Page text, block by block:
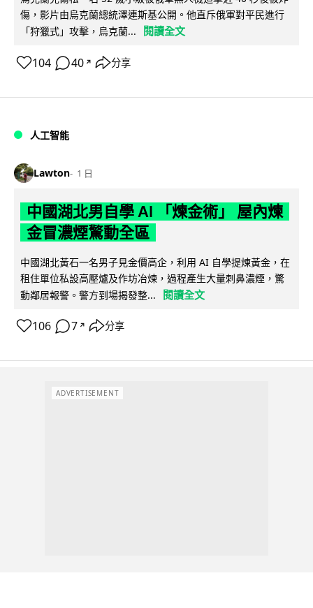
傷，影片由烏克蘭總統澤連斯基公開。他直斥俄軍對平民進行
「狩獵式」攻擊，烏克蘭...
閱讀全文
104 40 ↗ 分享
人工智能
Lawton 1 日
中國湖北男自學 AI 「煉金術」 屋內煉
金冒濃煙驚動全區
中國湖北黃石一名男子見金價高企，利用 AI 自學提煉黃金，在
租住單位私設高壓爐及作坊冶煉，過程產生大量刺鼻濃煙，驚
動鄰居報警。警方到場揭發整...
閱讀全文
106 7 ↗ 分享
ADVERTISEMENT